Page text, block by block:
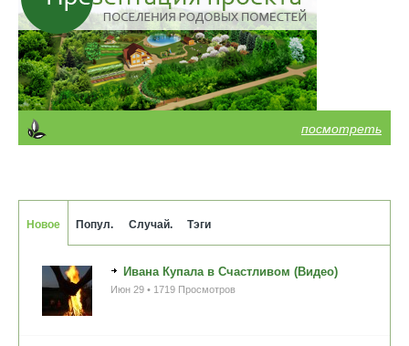
посмотреть
Новое Попул. Случай. Тэги
Ивана Купала в Счастливом (Видео)
Июн 29 • 1719 Просмотров